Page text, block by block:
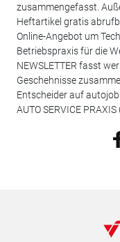
zusammengefasst.
Heftartikel gratis
Online-Angebot um
Betriebspraxis für die
NEWSLETTER fasst
Geschehnisse
Entscheider auf
AUTO SERVICE